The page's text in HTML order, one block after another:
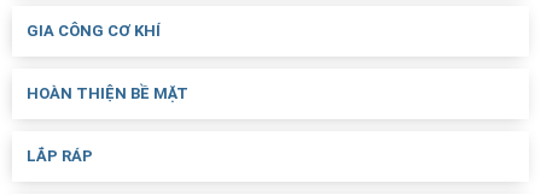
GIA CÔNG CƠ KHÍ
HOÀN THIỆN BỀ MẶT
LẮP RÁP